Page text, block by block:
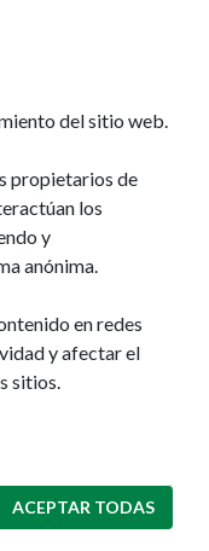
del sitio web.
propietarios de
los
y
anónima.
en redes
y afectar el
sitios.
ACEPTAR TODAS